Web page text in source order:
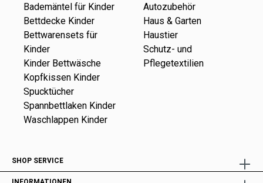
Bademäntel für Kinder
Bettdecke Kinder
Bettwarensets für
Kinder
Kinder Bettwäsche
Kopfkissen Kinder
Spucktücher
Spannbettlaken Kinder
Waschlappen Kinder
Autozubehör
Haus & Garten
Haustier
Schutz- und
Pflegetextilien
SHOP SERVICE